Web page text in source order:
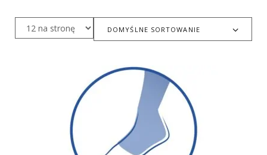
DOMYŚLNE SORTOWANIE